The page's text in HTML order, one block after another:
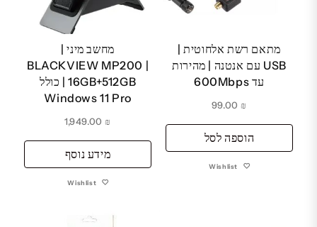
מתאם רשת אלחוטית |
USB עם אנטנה | מהירות
עד 600Mbps
₪
הוספה לסל
Wishlist
מחשב מיני |
BLACKVIEW MP200 |
16GB+512GB | כולל
Windows 11 Pro
₪
מידע נוסף
Wishlist